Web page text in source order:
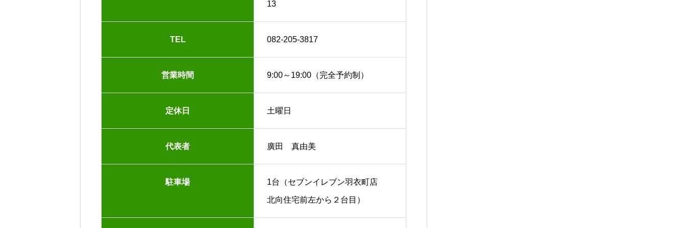
13
TEL 082-205-3817
営業時間 9:00～19:00（完全予約制）
定休日 土曜日
代表者 廣田 真由美
駐車場 1台（セブンイレブン羽衣町店
北向住宅前左から２台目）